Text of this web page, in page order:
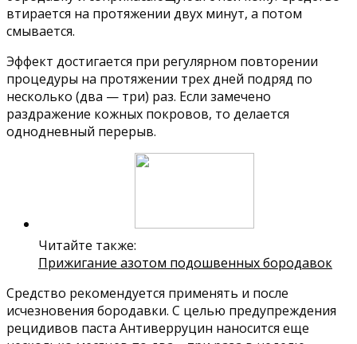
втирается на протяжении двух минут, а потом
смывается.
Эффект достигается при регулярном повторении
процедуры на протяжении трех дней подряд по
несколько (два — три) раз. Если замечено
раздражение кожных покровов, то делается
однодневный перерыв.
Читайте также:
Прижигание азотом подошвенных бородавок
Средство рекомендуется применять и после
исчезновения бородавки. С целью предупреждения
рецидивов паста Антиверруцин наносится еще